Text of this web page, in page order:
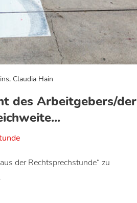
Claudia Hain
des Arbeitgebers/der
der Rechtsprechstunde“ zu